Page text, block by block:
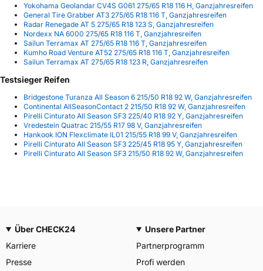
Yokohama Geolandar CV4S G061 275/65 R18 116 H, Ganzjahresreifen
General Tire Grabber AT3 275/65 R18 116 T, Ganzjahresreifen
Radar Renegade AT 5 275/65 R18 123 S, Ganzjahresreifen
Nordexx NA 6000 275/65 R18 116 T, Ganzjahresreifen
Sailun Terramax AT 275/65 R18 116 T, Ganzjahresreifen
Kumho Road Venture AT52 275/65 R18 116 T, Ganzjahresreifen
Sailun Terramax AT 275/65 R18 123 R, Ganzjahresreifen
Testsieger Reifen
Bridgestone Turanza All Season 6 215/50 R18 92 W, Ganzjahresreifen
Continental AllSeasonContact 2 215/50 R18 92 W, Ganzjahresreifen
Pirelli Cinturato All Season SF3 225/40 R18 92 Y, Ganzjahresreifen
Vredestein Quatrac 215/55 R17 98 V, Ganzjahresreifen
Hankook ION Flexclimate IL01 215/55 R18 99 V, Ganzjahresreifen
Pirelli Cinturato All Season SF3 225/45 R18 95 Y, Ganzjahresreifen
Pirelli Cinturato All Season SF3 215/50 R18 92 W, Ganzjahresreifen
Über CHECK24
Karriere
Presse
Unsere Partner
Partnerprogramm
Profi werden